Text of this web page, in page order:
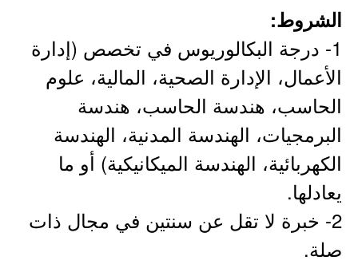
الشروط:
1- درجة البكالوريوس في تخصص (إدارة
الأعمال، الإدارة الصحية، المالية، علوم
الحاسب، هندسة الحاسب، هندسة
البرمجيات، الهندسة المدنية، الهندسة
الكهربائية، الهندسة الميكانيكية) أو ما
يعادلها.
2- خبرة لا تقل عن سنتين في مجال ذات
صلة.